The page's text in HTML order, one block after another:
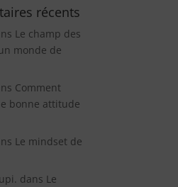
récents
Le champ des
monde de
Comment
bonne attitude
Le mindset de
dans Le